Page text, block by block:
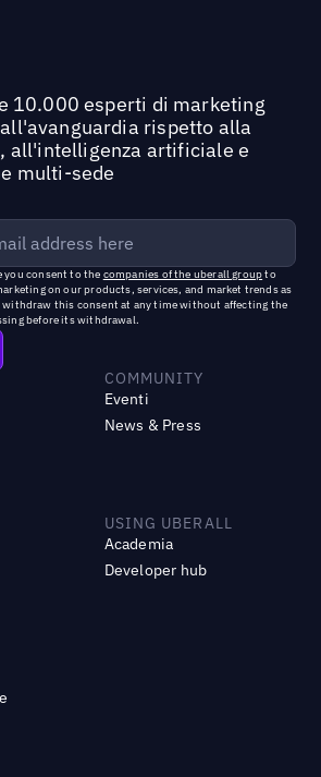
10.000 esperti di marketing
rispetto alla
all'intelligenza artificiale e
multi-sede
you consent to the companies of the uberall groupto
on our products, services, and market trends as
withdraw this consent at any time without affecting the
before its withdrawal.
COMMUNITY
Eventi
News & Press
USING UBERALL
Academia
Developer hub